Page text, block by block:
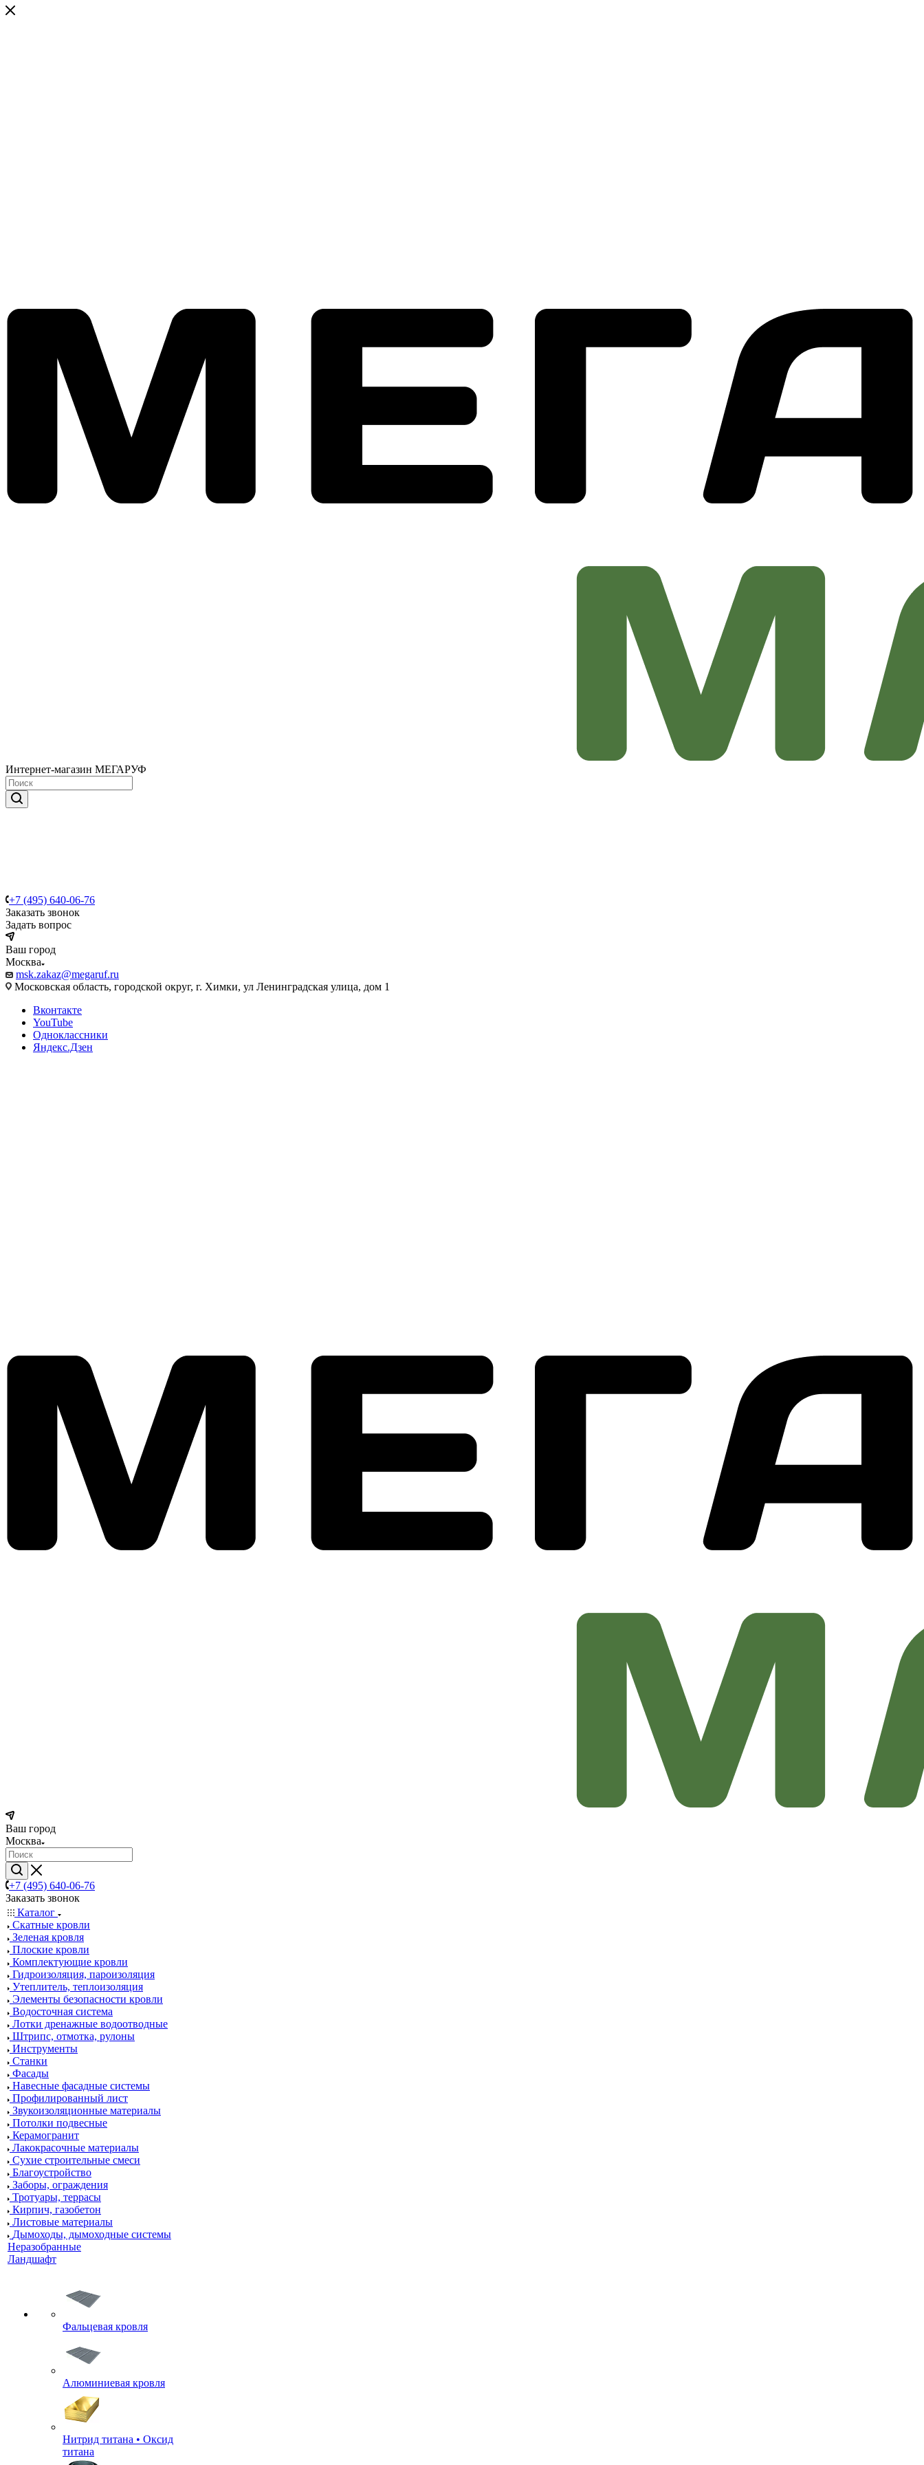
Интернет-магазин МЕГАРУФ
+7 (495) 640-06-76
Заказать звонок
Задать вопрос
Ваш город
Москва
msk.zakaz@megaruf.ru
Московская область, городской округ, г. Химки, ул Ленинградская улица, дом 1
Вконтакте
YouTube
Одноклассники
Яндекс.Дзен
Ваш город
Москва
+7 (495) 640-06-76
Заказать звонок
Каталог
Скатные кровли
Зеленая кровля
Плоские кровли
Комплектующие кровли
Гидроизоляция, пароизоляция
Утеплитель, теплоизоляция
Элементы безопасности кровли
Водосточная система
Лотки дренажные водоотводные
Штрипс, отмотка, рулоны
Инструменты
Станки
Фасады
Навесные фасадные системы
Профилированный лист
Звукоизоляционные материалы
Потолки подвесные
Керамогранит
Лакокрасочные материалы
Сухие строительные смеси
Благоустройство
Заборы, ограждения
Тротуары, террасы
Кирпич, газобетон
Листовые материалы
Дымоходы, дымоходные системы
Неразобранные
Ландшафт
Фальцевая кровля
Алюминиевая кровля
Нитрид титана • Оксид
титана